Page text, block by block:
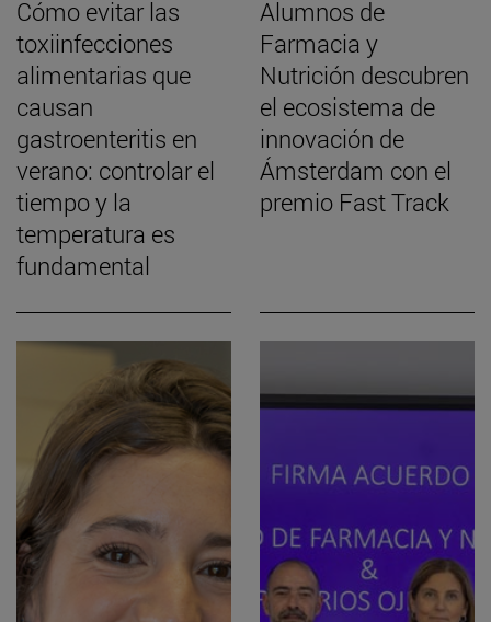
Cómo evitar las
toxiinfecciones
alimentarias que
causan
gastroenteritis en
verano: controlar el
tiempo y la
temperatura es
fundamental
Alumnos de
Farmacia y
Nutrición descubren
el ecosistema de
innovación de
Ámsterdam con el
premio Fast Track